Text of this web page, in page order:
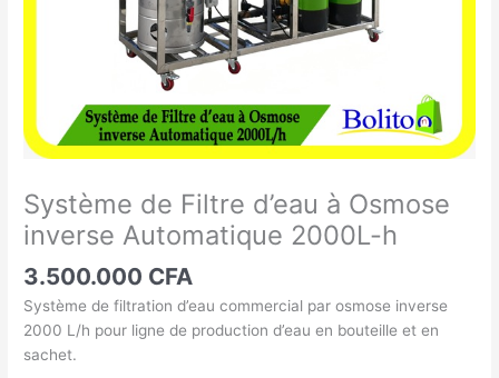
Système de Filtre d’eau à Osmose
inverse Automatique 2000L-h
3.500.000 CFA
Système de filtration d’eau commercial par osmose inverse
2000 L/h pour ligne de production d’eau en bouteille et en
sachet.